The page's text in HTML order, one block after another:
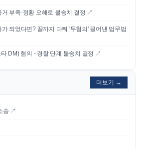
부족·정황 오해로 불송치 결정 ↗
되었다면? 끝까지 다퉈 '무혐의' 끌어낸 법무법
DM) 혐의 - 경찰 단계 불송치 결정 ↗
더보기 →
송 ↗